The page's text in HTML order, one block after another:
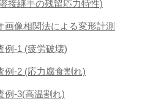
接継手の残留応力特性)
画像相関法による変形計測
例-1 (疲労破壊)
例-2 (応力腐食割れ)
例-3(高温割れ)